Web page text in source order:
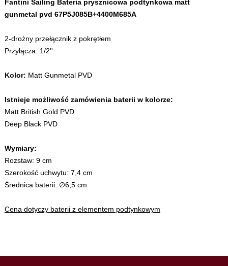
Fantini Sailing Bateria prysznicowa podtynkowa matt
gunmetal pvd 67P5J085B+4400M685A
2-drożny przełącznik z pokrętłem
Przyłącza: 1/2''
Kolor: Matt Gunmetal PVD
Istnieje możliwość zamówienia baterii w kolorze:
Matt British Gold PVD
Deep Black PVD
Wymiary:
Rozstaw: 9 cm
Szerokość uchwytu: 7,4 cm
Średnica baterii: ∅6,5 cm
Cena dotyczy baterii z elementem podtynkowym